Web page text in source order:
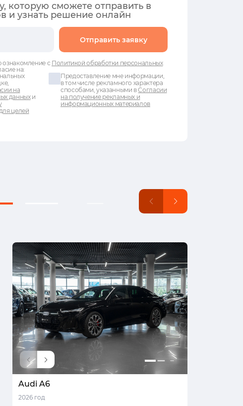
которую сможете отправить в
и узнать решение онлайн
Отправить заявку
с Политикой обработки персональных
на:
на
данныхи
целей
Предоставление мне информации,
в том числе рекламного характера
способами, указанными вСогласии
на получение рекламных и
информационных материалов
Audi A6
2026 год